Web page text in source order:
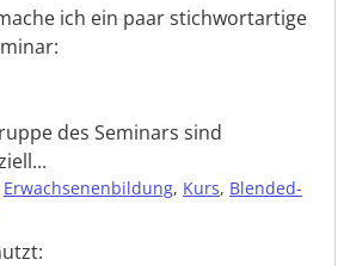
ich ein paar stichwortartige
des Seminars sind
Erwachsenenbildung, Kurs, Blended-